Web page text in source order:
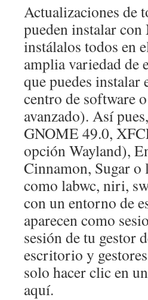
Actualizaciones de
pueden instalar con
instálalos todos en
amplia variedad de
que puedes instalar
centro de software
avanzado). Así
GNOME 49.0,
opción Wayland),
Cinnamon, Sugar o
como labwc, niri,
con un entorno de
aparecen como
sesión de tu gestor
escritorio y
solo hacer clic en
aquí.